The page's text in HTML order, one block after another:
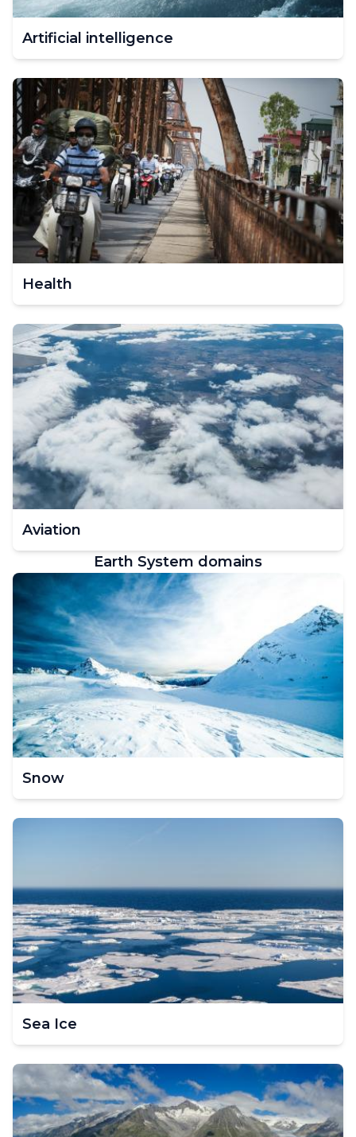
Artificial intelligence
Health
Aviation
Earth System domains
Snow
Sea Ice